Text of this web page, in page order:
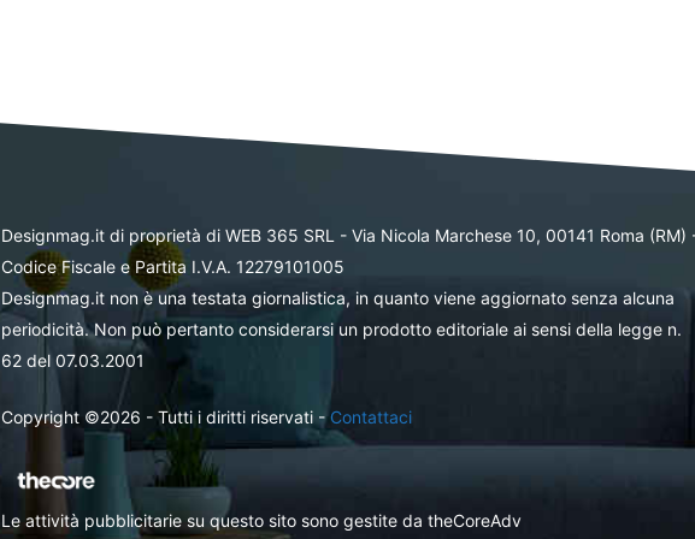
Designmag.it di proprietà di WEB 365 SRL - Via Nicola Marchese 10, 00141 Roma (RM)
Codice Fiscale e Partita I.V.A. 12279101005
Designmag.it non è una testata giornalistica, in quanto viene aggiornato senza alcuna
periodicità. Non può pertanto considerarsi un prodotto editoriale ai sensi della legge n.
62 del 07.03.2001
Copyright ©2026 - Tutti i diritti riservati -Contattaci
Le attività pubblicitarie su questo sito sono gestite da theCoreAdv